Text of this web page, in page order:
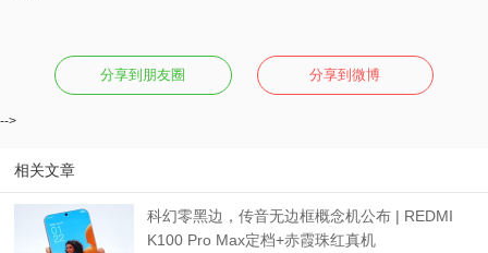
分享到朋友圈 分享到微博
-->
相关文章
科幻零黑边，传音无边框概念机公布 | REDMI
K100 Pro Max定档+赤霞珠红真机